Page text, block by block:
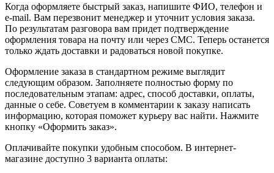
Когда оформляете быстрый заказ, напишите ФИО, телефон и
e-mail. Вам перезвонит менеджер и уточнит условия заказа.
По результатам разговора вам придет подтверждение
оформления товара на почту или через СМС. Теперь останется
только ждать доставки и радоваться новой покупке.
Оформление заказа в стандартном режиме выглядит
следующим образом. Заполняете полностью форму по
последовательным этапам: адрес, способ доставки, оплаты,
данные о себе. Советуем в комментарии к заказу написать
информацию, которая поможет курьеру вас найти. Нажмите
кнопку «Оформить заказ».
Оплачивайте покупки удобным способом. В интернет-
магазине доступно 3 варианта оплаты: